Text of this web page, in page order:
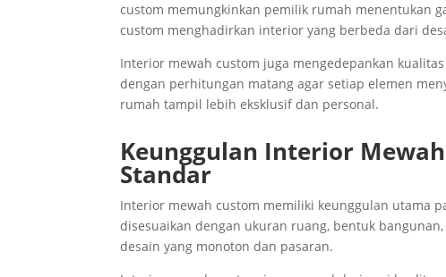
custom memungkinkan pemilik rumah menentukan
custom menghadirkan interior yang berbeda dari
Interior mewah custom juga mengedepankan
dengan perhitungan matang agar setiap elemen
rumah tampil lebih eksklusif dan personal.
Keunggulan Interior
Standar
Interior mewah custom memiliki keunggulan utama
disesuaikan dengan ukuran ruang, bentuk
desain yang monoton dan pasaran.